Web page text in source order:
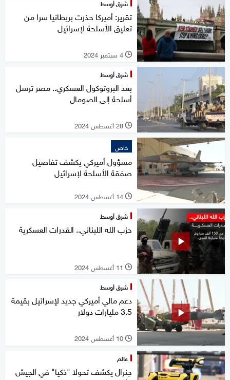
شرق أوسط
تقرير: أميركا حذرت بريطانيا سرا من
تعليق الأسلحة لإسرائيل
l 4 سبتمبر 2024
شرق أوسط
بعد البروتوكول العسكري.. مصر ترسل
أسلحة إلى الصومال
l 28 أغسطس 2024
خاص
مسؤول أميركي يكشف تفاصيل
صفقة الأسلحة لإسرائيل
l 14 أغسطس 2024
شرق أوسط
حزب الله اللبناني.. القدرات العسكرية
l 11 أغسطس 2024
شرق أوسط
دعم مالي أميركي جديد لإسرائيل بقيمة
3.5 مليارات دولار
l 10 أغسطس 2024
عالم
جنرال يكشف تحولا "ذكيا" في الجيش